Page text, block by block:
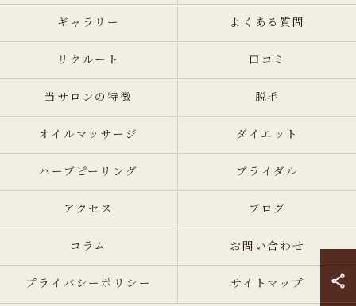
ギャラリー よくある質問
リクルート 口コミ
当サロンの特徴 脱毛
オイルマッサージ ダイエット
ハーブピーリング ブライダル
アクセス ブログ
コラム お問い合わせ
プライバシーポリシー サイトマップ